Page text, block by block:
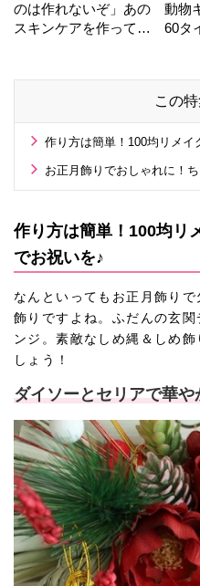
のは作れないぞ」あの
スキンケアを作ってい
動物
60タ
この
作り方は簡単！100均リメイ
お正月飾りでおしゃれに！
作り方は簡単！100均リ
でお祝いを♪
なんといってもお正月飾り
飾りですよね。ふだんの玄
ンジ。素敵なしめ縄＆しめ
しょう！
ダイソーとセリアで華や